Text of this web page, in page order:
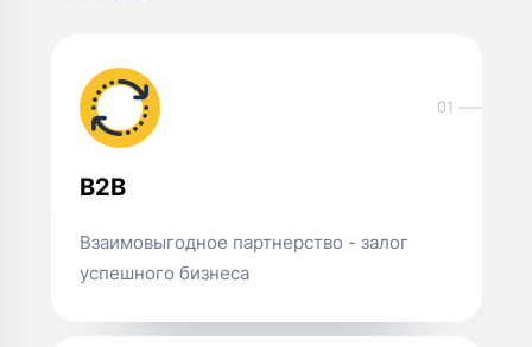
01
B2B
Взаимовыгодное партнерство - залог
успешного бизнеса